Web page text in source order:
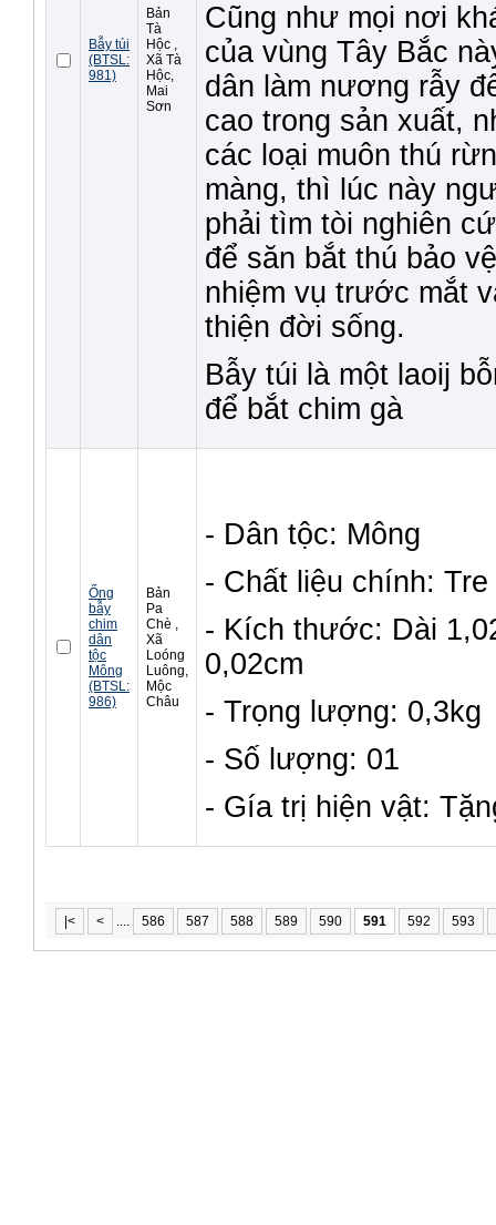
Bẫy túi
(BTSL:
981)
Bản
Tà
Hộc ,
Xã Tà
Hộc,
Mai
Sơn
Cũng như mọi nơi
của vùng Tây Bắc
dân làm nương rẫy
cao trong sản xuất,
các loại muôn thú
màng, thì lúc này
phải tìm tòi nghiên
để săn bắt thú bảo
nhiệm vụ trước mắt
thiện đời sống.
Bẫy túi là một laoij
để bắt chim gà
Ống
bẫy
chim
dân
tộc
Mông
(BTSL:
986)
Bản
Pa
Chè ,
Xã
Loóng
Luông,
Mộc
Châu
- Dân tộc: Mông
- Chất liệu chính: Tre
- Kích thước: Dài
0,02cm
- Trọng lượng: 0,3kg
- Số lượng: 01
- Gía trị hiện vật:
|< < .... 586 587 588 589 590 591 592 593